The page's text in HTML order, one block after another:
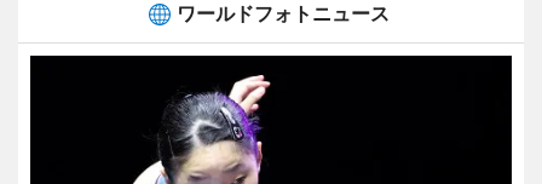
ワールドフォトニュース